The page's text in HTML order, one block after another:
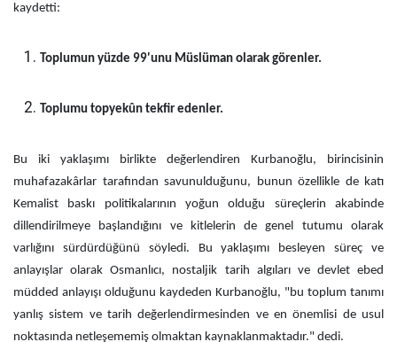
kaydetti:
Toplumun yüzde 99'unu Müslüman olarak görenler.
Toplumu topyekûn tekfir edenler.
Bu iki yaklaşımı birlikte değerlendiren Kurbanoğlu, birincisinin
muhafazakârlar tarafından savunulduğunu, bunun özellikle de katı
Kemalist baskı politikalarının yoğun olduğu süreçlerin akabinde
dillendirilmeye başlandığını ve kitlelerin de genel tutumu olarak
varlığını sürdürdüğünü söyledi. Bu yaklaşımı besleyen süreç ve
anlayışlar olarak Osmanlıcı, nostaljik tarih algıları ve devlet ebed
müdded anlayışı olduğunu kaydeden Kurbanoğlu, "bu toplum tanımı
yanlış sistem ve tarih değerlendirmesinden ve en önemlisi de usul
noktasında netleşememiş olmaktan kaynaklanmaktadır." dedi.